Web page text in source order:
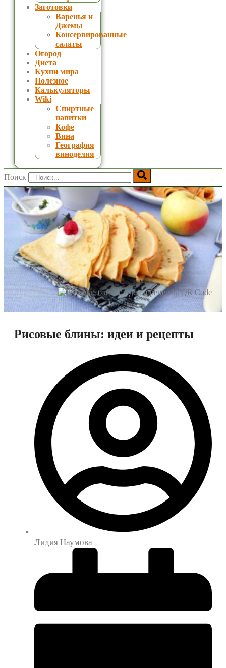
Заготовки
Варенья и
Джемы
Консервированные
салаты
Огород
Диета
Кухни мира
Полезное
Калькуляторы
Wiki
Спиртные
напитки
Кофе
Вина
География
виноделия
Поиск
Рисовые блины: идеи и рецепты
Лидия Наумова